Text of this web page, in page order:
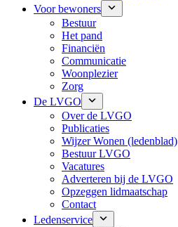
Voor bewoners
Bestuur
Het pand
Financiën
Communicatie
Woonplezier
Zorg
De LVGO
Over de LVGO
Publicaties
Wijzer Wonen (ledenblad)
Bestuur LVGO
Vacatures
Adverteren bij de LVGO
Opzeggen lidmaatschap
Contact
Ledenservice